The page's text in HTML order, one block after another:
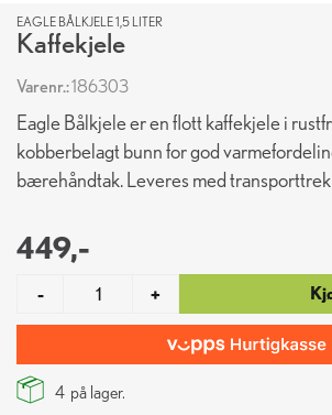
EAGLE BÅLKJELE 1,5 LITER
Kaffekjele
Varenr.:186303
Eagle Bålkjele er en flott kaffekjele i
kobberbelagt bunn for god
bærehåndtak. Leveres med
449,-
- +
4 på lager.